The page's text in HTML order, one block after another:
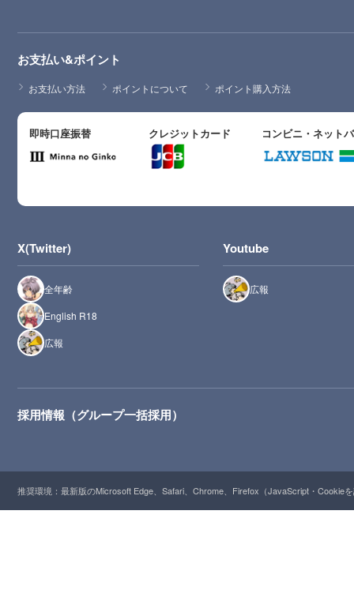
お支払い&ポイント
お支払い方法 ポイントについて ポイント購入方法
即時口座振替 クレジットカード コンビニ・ネット
X(Twitter)
全年齢
English R18
広報
Youtube
広報
採用情報（グループ一括採用）
推奨環境：最新版のMicrosoft Edge、Safari、Chrome、Firefox（JavaScript・Cookie